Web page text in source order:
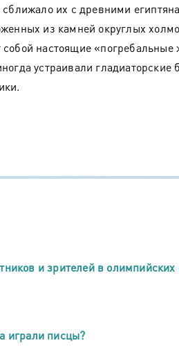
сближало их с древними
из камней округлых
собой настоящие
устраивали
и зрителей в олимпийских
играли писцы?